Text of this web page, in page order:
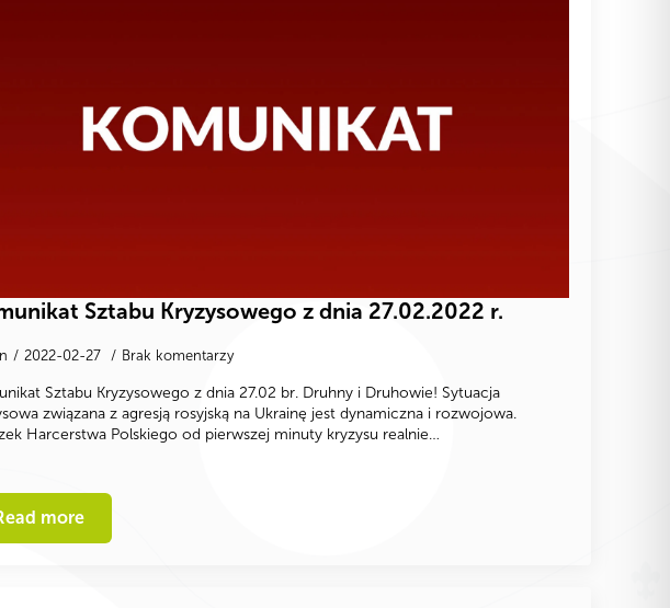
Sztabu Kryzysowego z dnia 27.02.2022 r.
2022-02-27 Brak komentarzy
Sztabu Kryzysowego z dnia 27.02 br. Druhny i Druhowie! Sytuacja
związana z agresją rosyjską na Ukrainę jest dynamiczna i rozwojowa.
Harcerstwa Polskiego od pierwszej minuty kryzysu realnie…
more